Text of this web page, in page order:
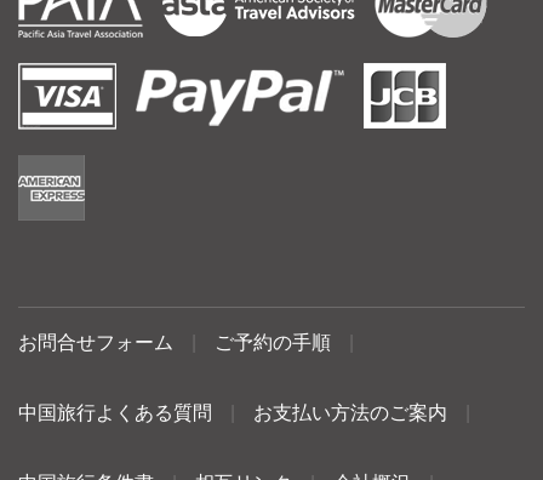
お問合せフォーム ご予約の手順
中国旅行よくある質問 お支払い方法のご案内